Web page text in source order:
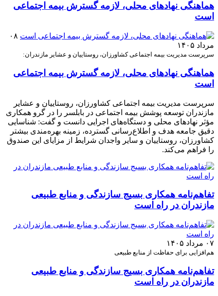
هماهنگی نهادهای محلی، لازمه گسترش بیمه اجتماعی
است
۰۸
مرداد ۱۴۰۵
سرپرست مدیریت بیمه اجتماعی کشاورزان، روستاییان و عشایر مازندران:
هماهنگی نهادهای محلی، لازمه گسترش بیمه اجتماعی
است
سرپرست مدیریت بیمه اجتماعی کشاورزان، روستاییان و عشایر
مازندران توسعه پوشش بیمه اجتماعی در بابلسر را در گرو همکاری
مؤثر نهادهای محلی و دستگاه‌های اجرایی دانست و گفت: شناسایی
دقیق جامعه هدف و اطلاع‌رسانی گسترده، زمینه بهره‌مندی بیشتر
کشاورزان، روستاییان و سایر واجدان شرایط از مزایای این صندوق
را فراهم می‌کند.
تفاهم‌نامه همکاری بسیج سازندگی و منابع طبیعی
مازندران در راه است
۰۷ مرداد ۱۴۰۵
هم‌افزایی برای حفاظت از منابع طبیعی
تفاهم‌نامه همکاری بسیج سازندگی و منابع طبیعی
مازندران در راه است